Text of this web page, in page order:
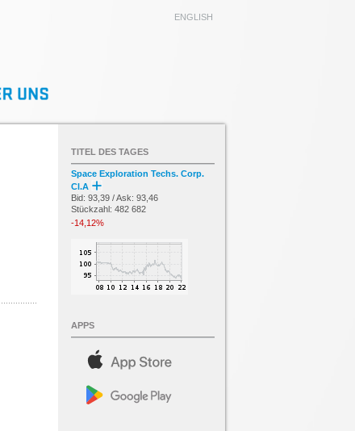
ENGLISH
TITEL DES TAGES
Space Exploration Techs. Corp.
Cl.A
Bid: 93,39 / Ask: 93,46
Stückzahl: 482 682
-14,12%
APPS